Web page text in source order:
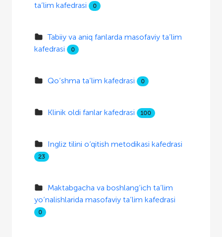
ta’lim kafedrasi
0
Tabiiy va aniq fanlarda masofaviy ta’lim
kafedrasi
0
Qo‘shma ta’lim kafedrasi 0
Klinik oldi fanlar kafedrasi 100
Ingliz tilini o‘qitish metodikasi kafedrasi
23
Maktabgacha va boshlang‘ich ta’lim
yo‘nalishlarida masofaviy ta’lim kafedrasi
0